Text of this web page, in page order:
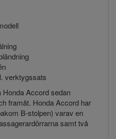
verktygssats
Honda Accord sedan
framåt. Honda Accord har
B-stolpen) varav en
samt två